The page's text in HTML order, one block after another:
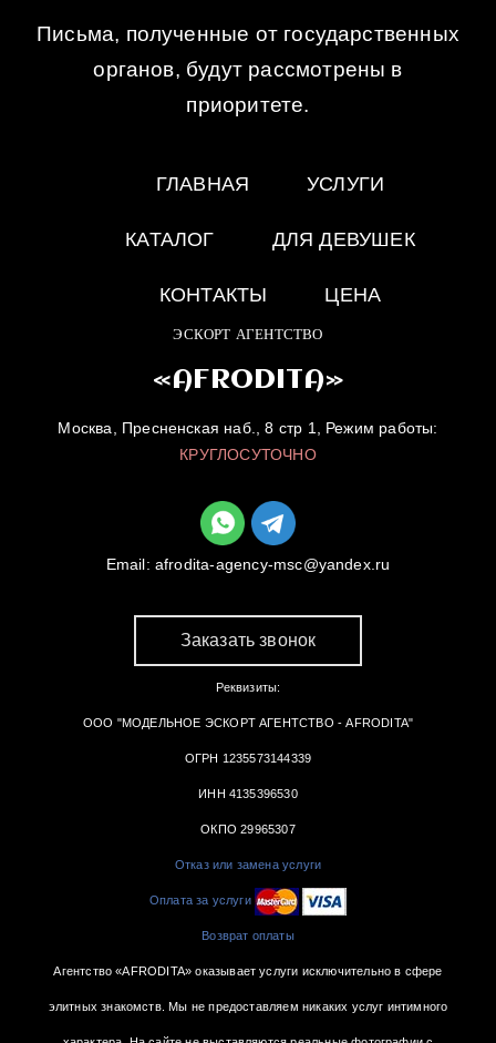
Письма, полученные от государственных
органов, будут рассмотрены в
приоритете.
ГЛАВНАЯ УСЛУГИ
КАТАЛОГ ДЛЯ ДЕВУШЕК
КОНТАКТЫ ЦЕНА
ЭСКОРТ АГЕНТСТВО
«AFRODITA»
Москва, Пресненская наб., 8 стр 1, Режим работы:
КРУГЛОСУТОЧНО
Email: afrodita-agency-msc@yandex.ru
Заказать звонок
Реквизиты:
ООО "МОДЕЛЬНОЕ ЭСКОРТ АГЕНТСТВО - AFRODITA"
ОГРН 1235573144339
ИНН 4135396530
ОКПО 29965307
Отказ или замена услуги
Оплата за услуги
Возврат оплаты
Агентство «AFRODITA» оказывает услуги исключительно в сфере
элитных знакомств. Мы не предоставляем никаких услуг интимного